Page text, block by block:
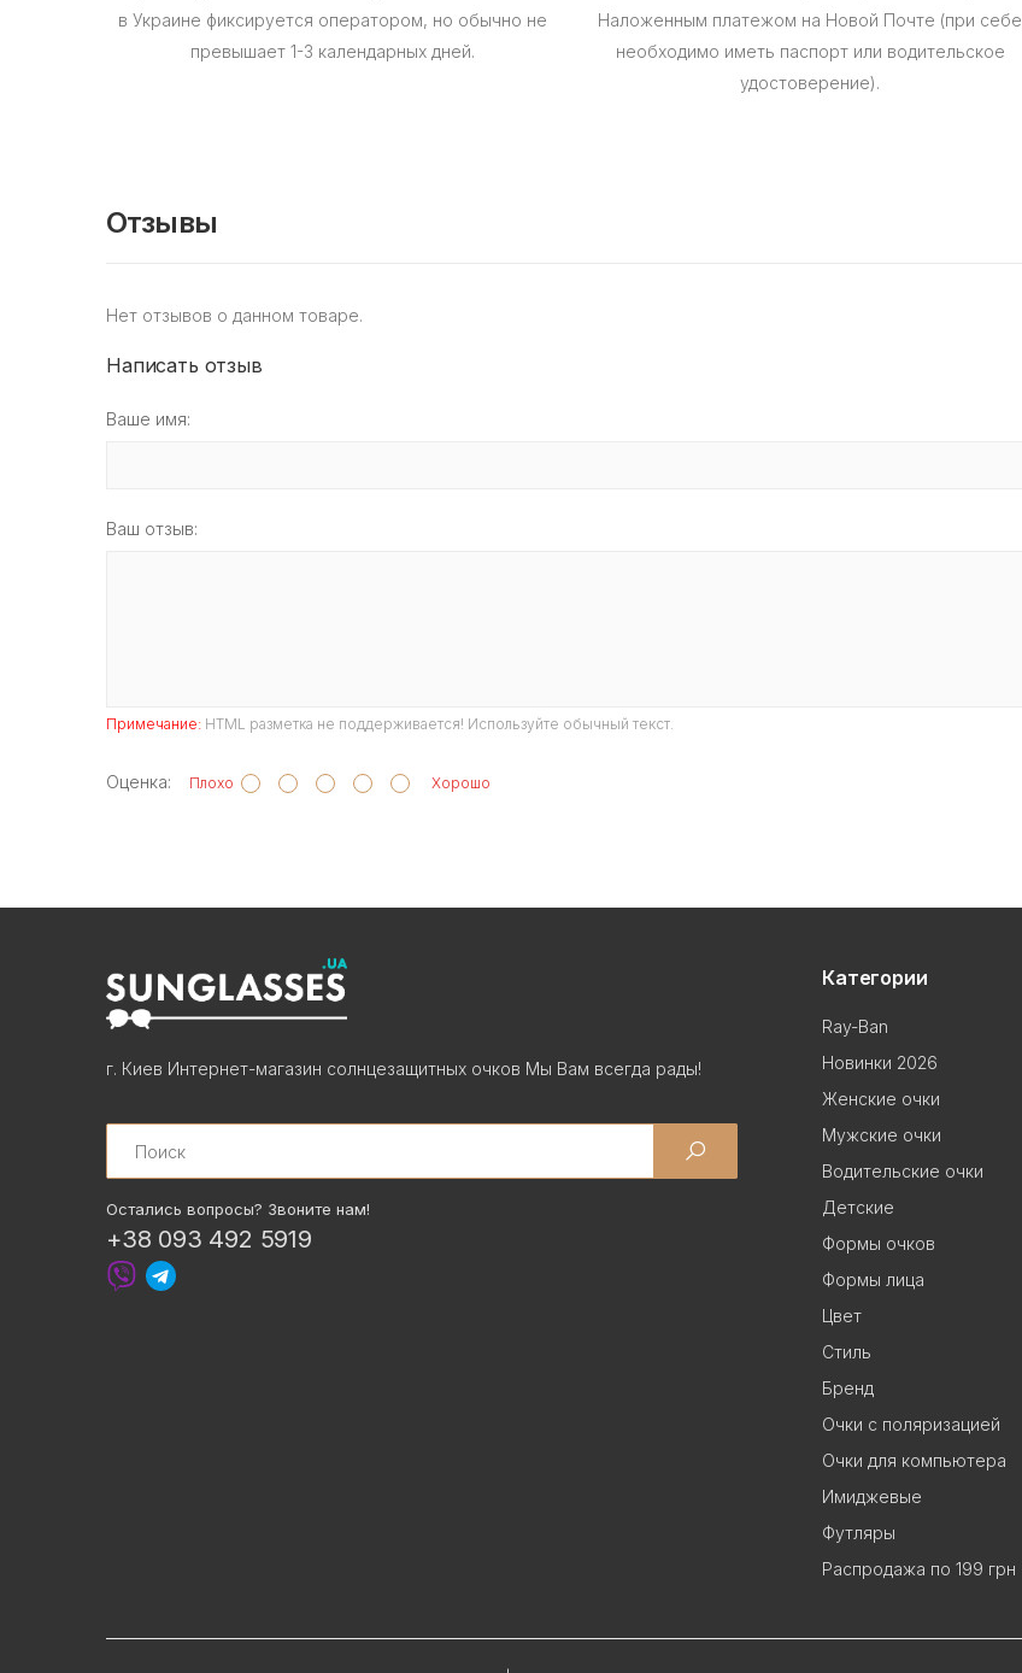
в Украине фиксируется оператором, но обычно не
превышает 1-3 календарных дней.
Наложенным платежом на Новой Почте (при себе
необходимо иметь паспорт или водительское
удостоверение).
Отзывы
Нет отзывов о данном товаре.
Написать отзыв
Ваше имя:
Ваш отзыв:
Примечание: HTML разметка не поддерживается! Используйте обычный текст.
Оценка: Плохо Хорошо
г. Киев Интернет-магазин солнцезащитных очков Мы Вам всегда рады!
Search
Остались вопросы? Звоните нам!
+38 093 492 5919
Категории
Ray-Ban
Новинки 2026
Женские очки
Мужские очки
Водительские очки
Детские
Формы очков
Формы лица
Цвет
Стиль
Бренд
Очки с поляризацией
Очки для компьютера
Имиджевые
Футляры
Распродажа по 199 грн